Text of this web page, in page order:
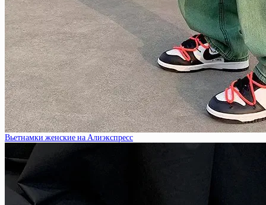
Вьетнамки женские на Алиэкспресс